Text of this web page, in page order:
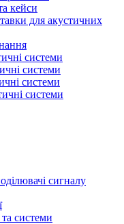
кейси
для акустичних
системи
системи
системи
системи
сигналу
системи